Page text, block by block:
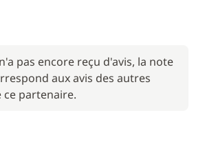
pas encore reçu d'avis, la note
aux avis des autres
ce partenaire.